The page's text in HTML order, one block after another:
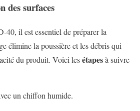
des surfaces
40, il est essentiel de préparer la
élimine la poussière et les débris qui
du produit. Voici lesétapesà suivre
un chiffon humide.